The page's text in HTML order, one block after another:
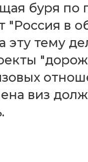
буря по
"Россия
тему
виз